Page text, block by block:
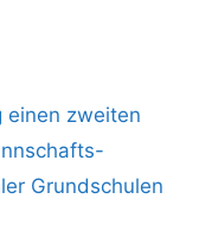
einen zweiten
Grundschulen